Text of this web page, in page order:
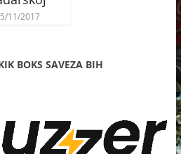
11/2017
BOKS SAVEZA BIH